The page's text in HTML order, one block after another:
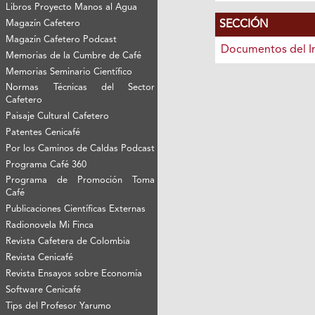
Libros Proyecto Manos al Agua
Magazín Cafetero
Magazín Cafetero Podcast
Memorias de la Cumbre de Café
Memorias Seminario Científico
Normas Técnicas del Sector
Cafetero
Paisaje Cultural Cafetero
Patentes Cenicafé
Por los Caminos de Caldas Podcast
Programa Café 360
Programa de Promoción Toma
Café
Publicaciones Científicas Externas
Radionovela Mi Finca
Revista Cafetera de Colombia
Revista Cenicafé
Revista Ensayos sobre Economía
Software Cenicafé
Tips del Profesor Yarumo
SECCIÓN
Documentos del